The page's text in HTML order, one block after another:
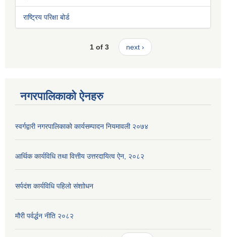
राष्ट्रिय परिक्षा बोर्ड
1 of 3 next ›
नगरपालिकाको ऐनहरु
स्वर्गद्वारी नगरपालिकाको कार्यसम्पादन नियमावली २०७४
आर्थिक कार्यविधि तथा वित्तीय उत्तरदायित्व ऐन, २०८२
सर्पदंश कार्यविधि पहिलो संशाोधन
मौरी पर्वर्द्धन नीति २०८२